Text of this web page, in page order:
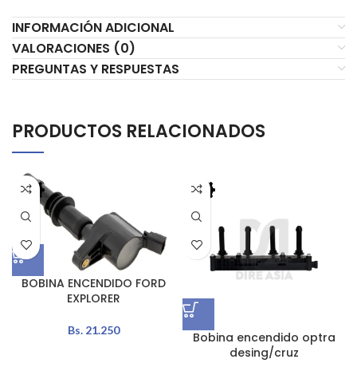
INFORMACIÓN ADICIONAL
VALORACIONES (0)
PREGUNTAS Y RESPUESTAS
PRODUCTOS RELACIONADOS
BOBINA ENCENDIDO FORD
EXPLORER
Bs.21.250
Bobina encendido optra
desing/cruz